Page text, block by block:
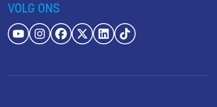
VOLG ONS